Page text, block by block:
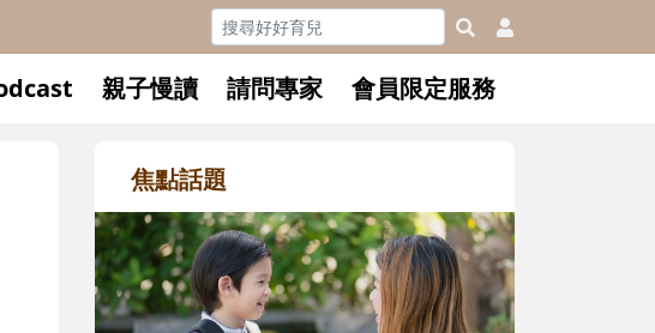
親子慢讀 請問專家 會員限定服務
焦點話題
和孩子一起長大的那個男人│讀
懂父親的不同模樣